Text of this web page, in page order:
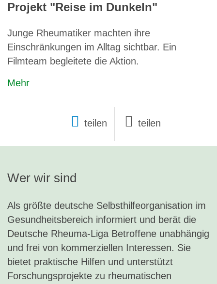
Projekt "Reise im Dunkeln"
Junge Rheumatiker machten ihre
Einschränkungen im Alltag sichtbar. Ein
Filmteam begleitete die Aktion.
Mehr
teilen
Wer wir sind
Als größte deutsche Selbsthilfeorganisation im
Gesundheitsbereich informiert und berät die
Deutsche Rheuma-Liga Betroffene unabhängig
und frei von kommerziellen Interessen. Sie
bietet praktische Hilfen und unterstützt
Forschungsprojekte zu rheumatischen